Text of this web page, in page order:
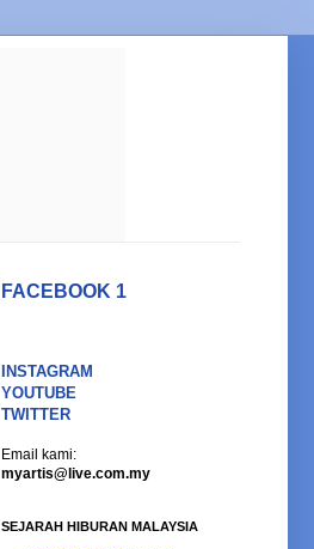
FACEBOOK 1
INSTAGRAM
YOUTUBE
TWITTER
Email kami:
myartis@live.com.my
SEJARAH HIBURAN MALAYSIA